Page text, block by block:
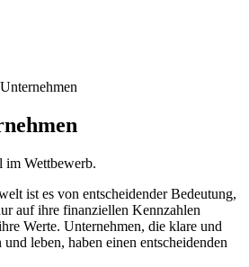
im Wettbewerb.
ist es von entscheidender Bedeutung,
auf ihre finanziellen Kennzahlen
Werte. Unternehmen, die klare und
leben, haben einen entscheidenden